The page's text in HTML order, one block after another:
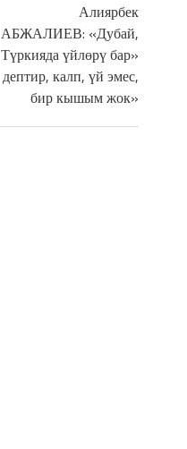
Алиярбек
АБЖАЛИЕВ: «Дубай,
Түркияда үйлөрү бар»
дептир, калп, үй эмес,
бир кышым жок»